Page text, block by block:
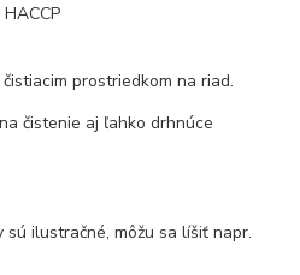
prostriedkom na riad.
čistenie aj ľahko drhnúce
sú ilustračné, môžu sa líšiť napr.